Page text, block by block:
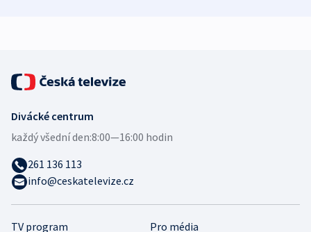
TV program Pro média
Divácké centrum
každý všední den:8:00—16:00 hodin
261 136 113
info@ceskatelevize.cz